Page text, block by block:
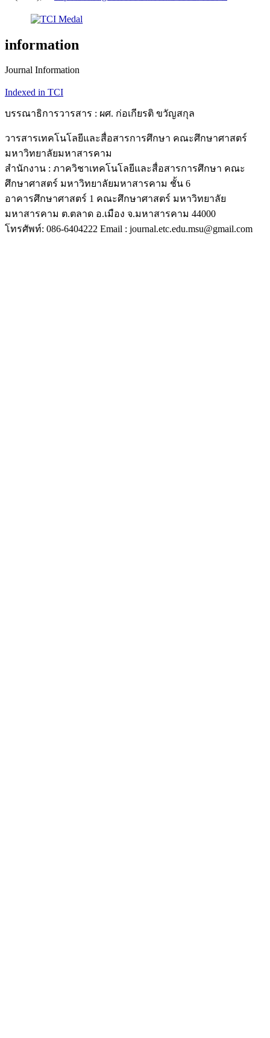
information
Journal Information
Indexed in TCI
บรรณาธิการวารสาร : ผศ. ก่อเกียรติ ขวัญสกุล
วารสารเทคโนโลยีและสื่อสารการศึกษา คณะศึกษาศาสตร์
มหาวิทยาลัยมหาสารคาม
สำนักงาน : ภาควิชาเทคโนโลยีและสื่อสารการศึกษา คณะ
ศึกษาศาสตร์ มหาวิทยาลัยมหาสารคาม ชั้น 6
อาคารศึกษาศาสตร์ 1 คณะศึกษาศาสตร์ มหาวิทยาลัย
มหาสารคาม ต.ตลาด อ.เมือง จ.มหาสารคาม 44000
โทรศัพท์: 086-6404222 Email : journal.etc.edu.msu@gmail.com